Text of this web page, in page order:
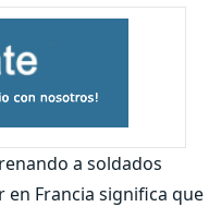
a soldados
Francia significa que